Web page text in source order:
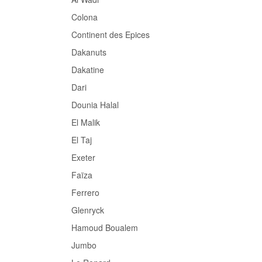
Colona
Continent des Epices
Dakanuts
Dakatine
Dari
Dounia Halal
El Malik
El Taj
Exeter
Faïza
Ferrero
Glenryck
Hamoud Boualem
Jumbo